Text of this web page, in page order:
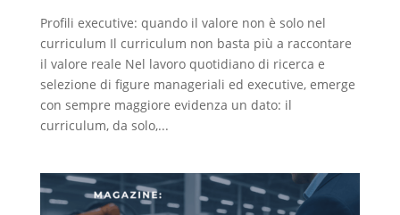
Profili executive: quando il valore non è solo nel
curriculum Il curriculum non basta più a raccontare
il valore reale Nel lavoro quotidiano di ricerca e
selezione di figure manageriali ed executive, emerge
con sempre maggiore evidenza un dato: il
curriculum, da solo,...